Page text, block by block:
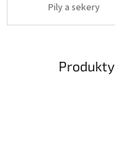
Pily a sekery